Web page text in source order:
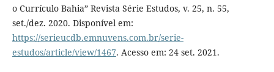
o Currículo Bahia” Revista Série Estudos, v. 25, n. 55,
set./dez. 2020. Disponível em:
https://serieucdb.emnuvens.com.br/serie-
estudos/article/view/1467. Acesso em: 24 set. 2021.